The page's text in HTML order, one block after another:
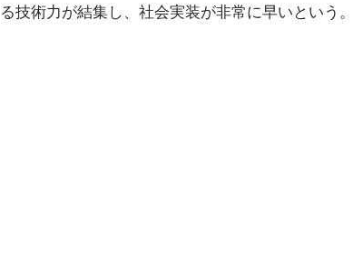
る技術力が結集し、社会実装が非常に早いという。